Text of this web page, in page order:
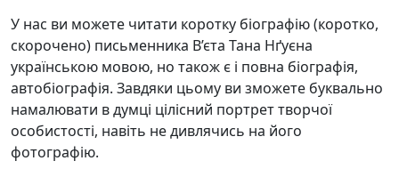
У нас ви можете читати коротку біографію (коротко,
скорочено) письменника В’єта Тана Нґуєна
українською мовою, но також є і повна біографія,
автобіографія. Завдяки цьому ви зможете буквально
намалювати в думці цілісний портрет творчої
особистості, навіть не дивлячись на його
фотографію.